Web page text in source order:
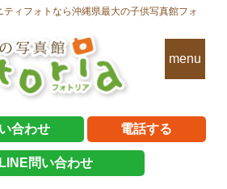
ィフォトなら沖縄県最大の子供写真館フォ
menu
合わせ 電話する
LINE問い合わせ